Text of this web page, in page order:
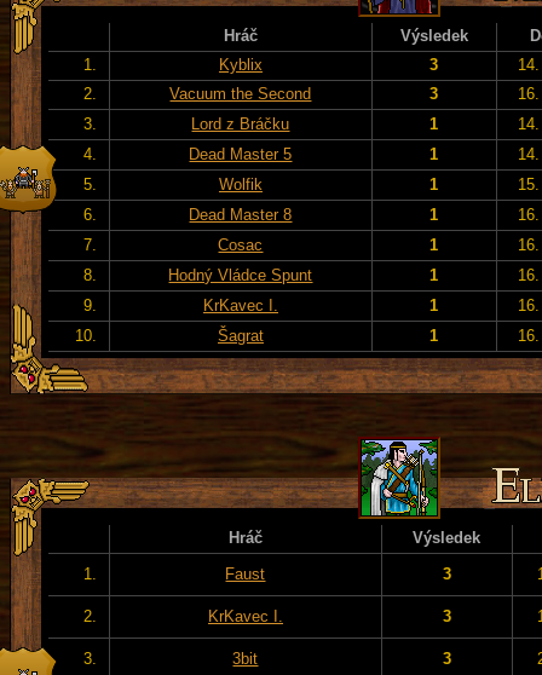
Hráč Výsledek
1.
Kyblix 3
2.
Vacuum the Second 3
3.
Lord z Bráčku 1
4.
Dead Master 5 1
5.
Wolfik 1
6.
Dead Master 8 1
7.
Cosac 1
8.
Hodný Vládce Spunt 1
9.
KrKavec I. 1
10.
Šagrat 1
Hráč
Výsledek
1.
Faust 3
2. KrKavec I. 3
3. 3bit 3